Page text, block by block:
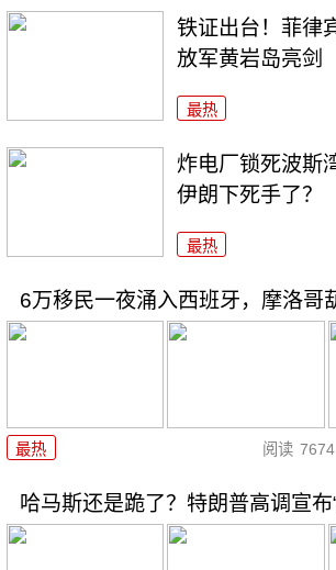
铁证出台！菲律
放军黄岩岛亮剑
最热
炸电厂锁死波斯
伊朗下死手了？
最热
6万移民一夜涌入西班牙，摩洛哥
最热 阅读 7674
哈马斯还是跪了？特朗普高调宣布